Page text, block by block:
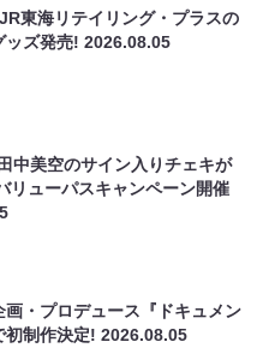
東海リテイリング・プラスの
ッズ発売!2026.08.05
中美空のサイン入りチェキが
リューパスキャンペーン開催
画・プロデュース『ドキュメン
初制作決定!2026.08.05